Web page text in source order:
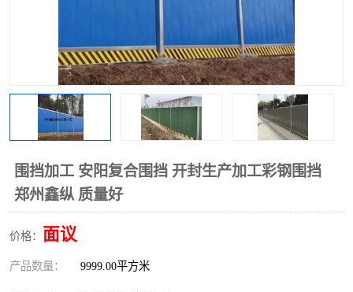
围挡加工 安阳复合围挡 开封生产加工彩钢围挡
郑州鑫纵 质量好
价格： 面议
产品数量： 9999.00平方米